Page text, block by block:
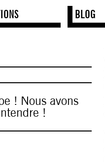
BLOG
! Nous avons
!